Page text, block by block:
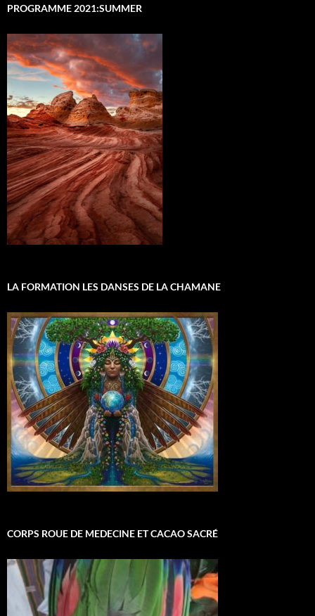
PROGRAMME 2021:SUMMER
LA FORMATION LES DANSES DE LA CHAMANE
CORPS ROUE DE MEDECINE ET CACAO SACRÉ